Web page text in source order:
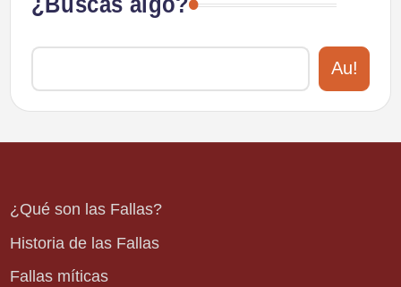
Au!
¿Qué son las Fallas?
Historia de las Fallas
Fallas míticas